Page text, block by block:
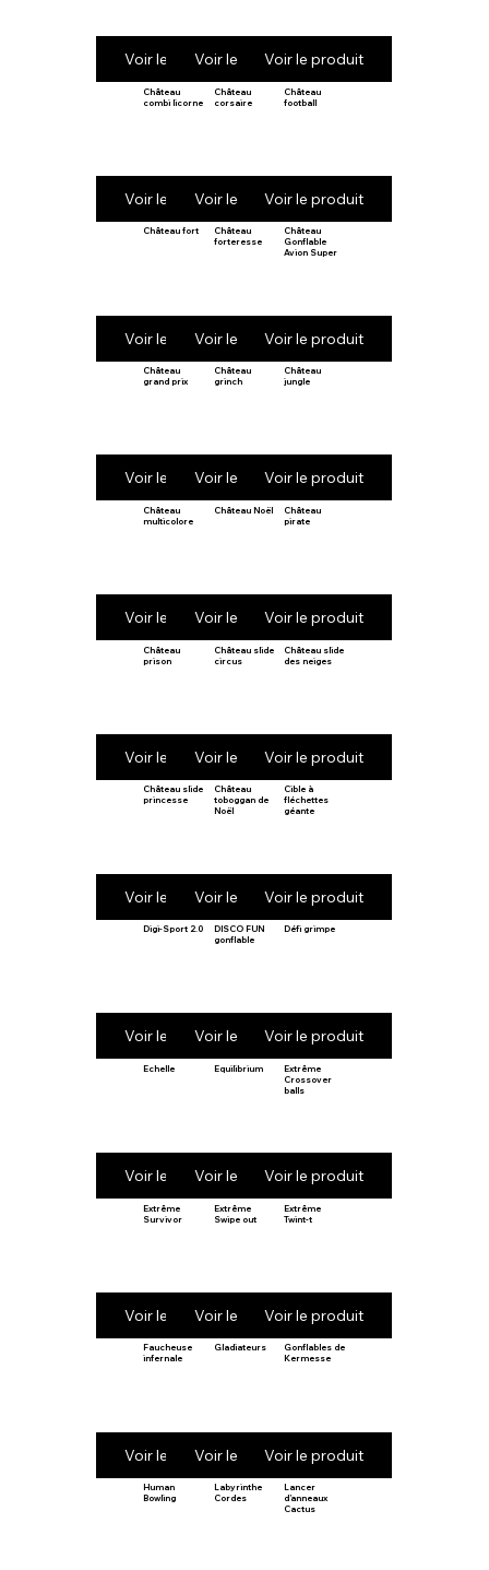
Voir le produitVoir le produitVoir le produit
Château
combi licorne
Voir le produit
Château
corsaire
Voir le produit
Château
football
Voir le produit
Château fort
Voir le produit
Château
forteresse
Voir le produit
Château
Gonflable
Avion Super
Voir le produit
Château
grand prix
Voir le produit
Château
grinch
Voir le produit
Château
jungle
Voir le produit
Château
multicolore
Voir le produit
Château Noël
Voir le produit
Château
pirate
Voir le produit
Château
prison
Voir le produit
Château slide
circus
Voir le produit
Château slide
des neiges
Voir le produit
Château slide
princesse
Voir le produit
Château
toboggan de
Noël
Voir le produit
Cible à
fléchettes
géante
Voir le produit
Digi-Sport 2.0
Voir le produit
DISCO FUN
gonflable
Voir le produit
Défi grimpe
Voir le produit
Echelle
Voir le produit
Equilibrium
Voir le produit
Extrême
Crossover
balls
Voir le produit
Extrême
Survivor
Voir le produit
Extrême
Swipe out
Voir le produit
Extrême
Twint-t
Voir le produit
Faucheuse
infernale
Voir le produit
Gladiateurs
Voir le produit
Gonflables de
Kermesse
Voir le produit
Human
Bowling
Labyrinthe
Cordes
Lancer
d’anneaux
Cactus